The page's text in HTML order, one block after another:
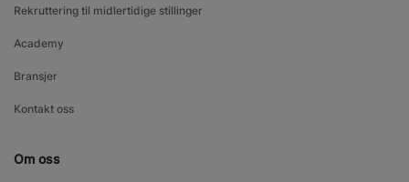
Rekruttering til midlertidige stillinger
Academy
Bransjer
Kontakt oss
Om oss